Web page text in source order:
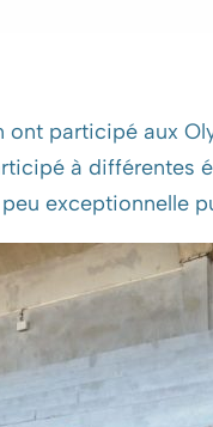
participé aux
à
exceptionnelle